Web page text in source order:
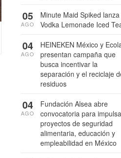
Minute Maid Spiked lanza
Vodka Lemonade Iced
05
AGO
HEINEKEN México y
presentan campaña que
busca incentivar la
separación y el reciclaje
residuos
04
AGO
Fundación Alsea abre
convocatoria para
proyectos de seguridad
alimentaria, educación y
empleabilidad en México
04
AGO